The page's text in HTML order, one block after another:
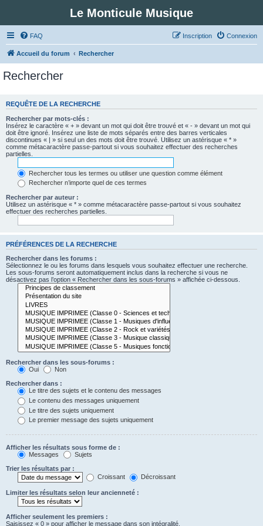
Le Monticule Musique
FAQ Connexion
Inscription
Accueil du forum Rechercher
Rechercher
REQUÊTE DE LA RECHERCHE
Rechercher par mots-clés :
Insérez le caractère « + » devant un mot qui doit être trouvé et « - » devant un mot qui
doit être ignoré. Insérez une liste de mots séparés entre des barres verticales
discontinues « | » si seul un des mots doit être trouvé. Utilisez un astérisque « * »
comme métacaractère passe-partout si vous souhaitez effectuer des recherches
partielles.
Rechercher tous les termes ou utiliser une question comme élément
Rechercher n’importe quel de ces termes
Rechercher par auteur :
Utilisez un astérisque « * » comme métacaractère passe-partout si vous souhaitez
effectuer des recherches partielles.
PRÉFÉRENCES DE LA RECHERCHE
Rechercher dans les forums :
Sélectionnez le ou les forums dans lesquels vous souhaitez effectuer une recherche.
Les sous-forums seront automatiquement inclus dans la recherche si vous ne
désactivez pas l’option « Rechercher dans les sous-forums » affichée ci-dessous.
Rechercher dans les sous-forums :
Oui
Non
Rechercher dans :
Le titre des sujets et le contenu des messages
Le contenu des messages uniquement
Le titre des sujets uniquement
Le premier message des sujets uniquement
Afficher les résultats sous forme de :
Messages
Sujets
Trier les résultats par :
Croissant
Décroissant
Limiter les résultats selon leur ancienneté :
Afficher seulement les premiers :
Saisissez « 0 » pour afficher le message dans son intégralité.